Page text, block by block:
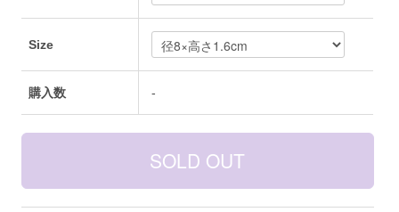
Size
購入数 -